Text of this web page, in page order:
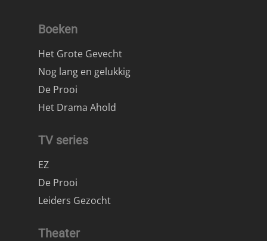
Boeken
Het Grote Gevecht
Nog lang en gelukkig
De Prooi
Het Drama Ahold
TV series
EZ
De Prooi
Leiders Gezocht
Theater